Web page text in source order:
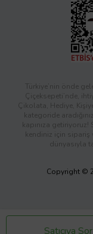
Satıcıya Sor
Türkiye’nin önde
Çiçeksepeti’nde,
Çikolata, Hediye,
kategoride
kapınıza
kendiniz için sipariş
dünyasıyla
Copyright ©